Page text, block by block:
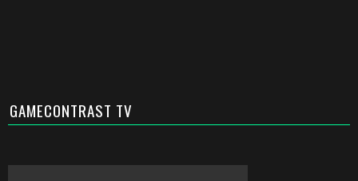
GAMECONTRAST TV